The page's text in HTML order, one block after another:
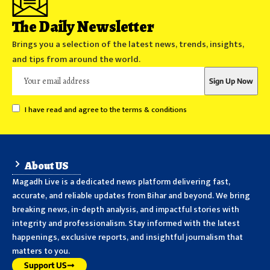
The Daily Newsletter
Brings you a selection of the latest news, trends, insights,
and tips from around the world.
I have read and agree to the terms & conditions
About US
Magadh Live is a dedicated news platform delivering fast,
accurate, and reliable updates from Bihar and beyond. We bring
breaking news, in-depth analysis, and impactful stories with
integrity and professionalism. Stay informed with the latest
happenings, exclusive reports, and insightful journalism that
matters to you.
Support US